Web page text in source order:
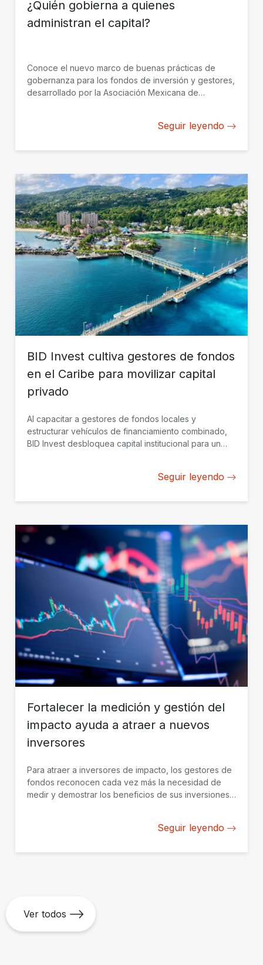
MBA y un MPA de la Universidad
Americana de Paraguay y la
resolución de conflictos y maestría
en negociación en la Universidad
de Georgetown y la Universidad de
¿Quién gobierna a quienes
administran el capital?
Conoce el nuevo marco de buenas prácticas de
gobernanza para los fondos de inversión y gestores,
desarrollado por la Asociación Mexicana de
Seguir leyendo
BID Invest cultiva gestores de fondos
en el Caribe para movilizar capital
privado
Al capacitar a gestores de fondos locales y
estructurar vehículos de financiamiento combinado,
BID Invest desbloquea capital institucional para un
Seguir leyendo
Fortalecer la medición y gestión del
impacto ayuda a atraer a nuevos
inversores
Para atraer a inversores de impacto, los gestores de
fondos reconocen cada vez más la necesidad de
medir y demostrar los beneficios de sus inversiones
desde cero su capacidad de medición y gestión del
Seguir leyendo
Ver todos